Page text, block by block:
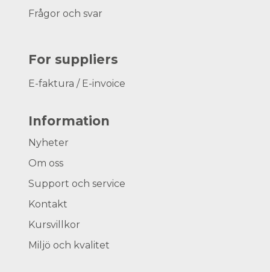
Frågor och svar
For suppliers
E-faktura / E-invoice
Information
Nyheter
Om oss
Support och service
Kontakt
Kursvillkor
Miljö och kvalitet